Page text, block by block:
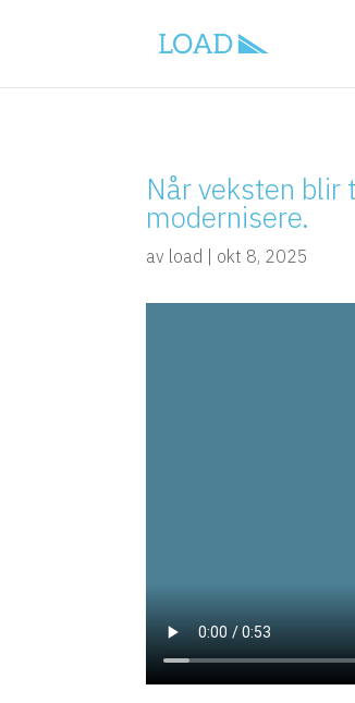
Når veksten blir
modernisere.
av load | okt 8, 2025